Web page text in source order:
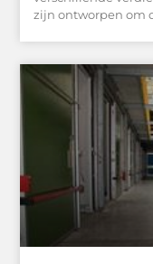
zijn ontworpen om